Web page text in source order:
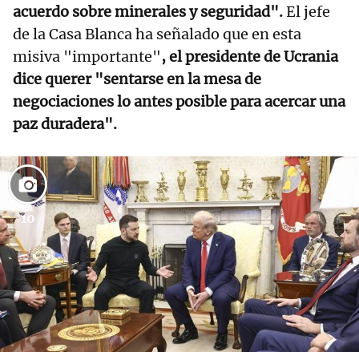
acuerdo sobre minerales y seguridad".El jefe
de la Casa Blanca ha señalado que en esta
misiva "importante", el presidente de Ucrania
dice querer "sentarse en la mesa de
negociaciones lo antes posible para acercar una
paz duradera".
10